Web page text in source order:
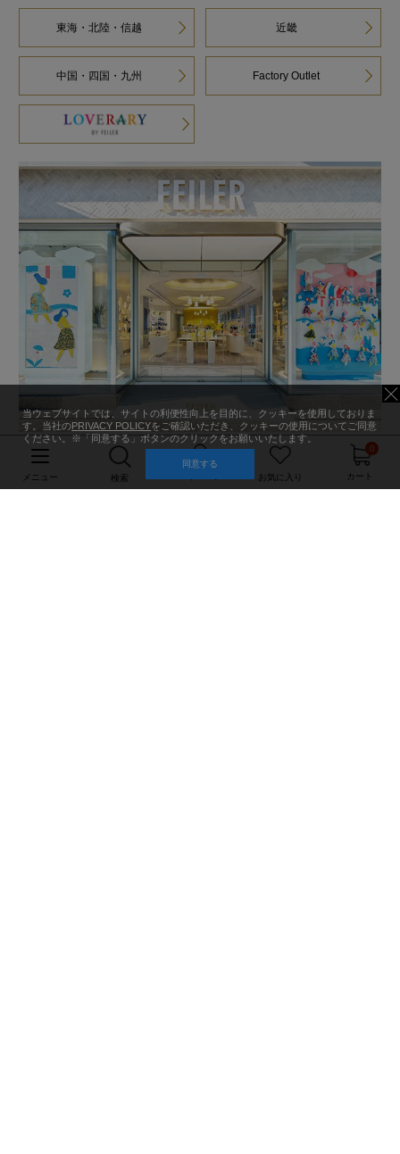
東海・北陸・信越 近畿
中国・四国・九州 Factory Outlet
メニュー 検索 お気に入り
0
カート
当ウェブサイトでは、サイトの利便性向上を目的に、クッキーを使用しておりま
す。当社のPRIVACY POLICYをご確認いただき、クッキーの使用についてご同意
ください。※「同意する」ボタンのクリックをお願いいたします。
同意する